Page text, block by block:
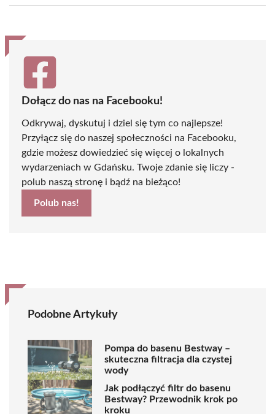
(Twitter)
Dołącz do nas na Facebooku!
Odkrywaj, dyskutuj i dziel się tym co najlepsze!
Przyłącz się do naszej społeczności na Facebooku,
gdzie możesz dowiedzieć się więcej o lokalnych
wydarzeniach w Gdańsku. Twoje zdanie się liczy -
polub naszą stronę i bądź na bieżąco!
Polub nas!
Podobne Artykuły
Pompa do basenu Bestway –
skuteczna filtracja dla czystej
wody
Jak podłączyć filtr do basenu
Bestway? Przewodnik krok po
kroku